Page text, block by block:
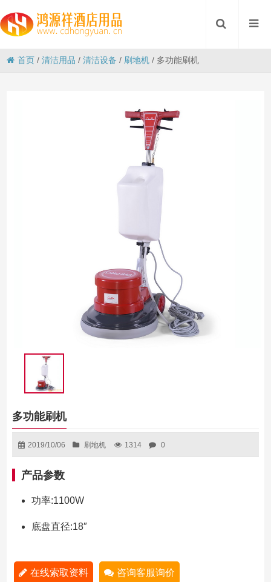
首页 /清洁用品 /清洁设备 / 刷地机 / 多功能刷机
多功能刷机
2019/10/06 刷地机 1314 0
产品参数
功率:1100W
底盘直径:18″
在线索取资料 咨询客服询价